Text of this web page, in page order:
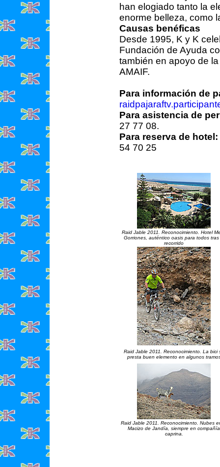
han elogiado tanto la
enorme belleza, como
Causas benéficas
Desde 1995, K y K
Fundación de Ayuda
también en apoyo de
AMAIF.
Para información de
Para asistencia de
27 77 08.
Para reserva de hotel:
54 70 25
Raid Jable 2011. Reconocimiento. Hotel
Gorriones, auténtico oasis para todos tras
recorrido
Raid Jable 2011. Reconocimiento. La bici
presta buen elemento en algunos
Raid Jable 2011. Reconocimiento. Nubes
Macizo de Jandía, siempre en compañía
caprina.